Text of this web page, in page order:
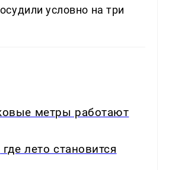
условно на три
метры работают
лето становится